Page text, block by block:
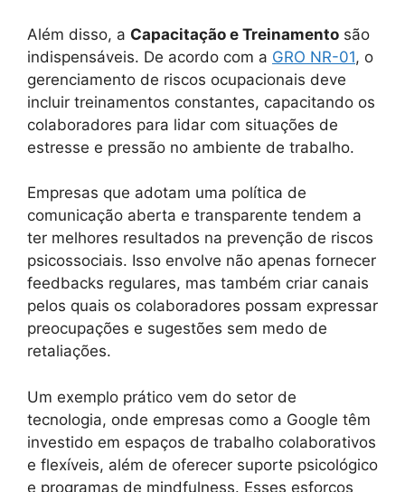
Além disso, a Capacitação e Treinamento são
indispensáveis. De acordo com a GRO NR-01, o
gerenciamento de riscos ocupacionais deve
incluir treinamentos constantes, capacitando os
colaboradores para lidar com situações de
estresse e pressão no ambiente de trabalho.
Empresas que adotam uma política de
comunicação aberta e transparente tendem a
ter melhores resultados na prevenção de riscos
psicossociais. Isso envolve não apenas fornecer
feedbacks regulares, mas também criar canais
pelos quais os colaboradores possam expressar
preocupações e sugestões sem medo de
retaliações.
Um exemplo prático vem do setor de
tecnologia, onde empresas como a Google têm
investido em espaços de trabalho colaborativos
e flexíveis, além de oferecer suporte psicológico
e programas de mindfulness. Esses esforços